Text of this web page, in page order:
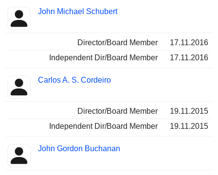
John Michael Schubert
Director/Board Member
17.11.2016
Independent Dir/Board Member
17.11.2016
Carlos A. S. Cordeiro
Director/Board Member
19.11.2015
Independent Dir/Board Member
19.11.2015
John Gordon Buchanan